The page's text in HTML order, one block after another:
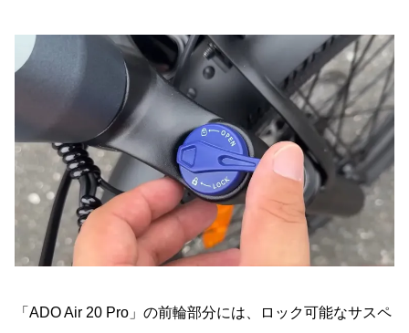
「ADO Air 20 Pro」の前輪部分には、ロック可能なサスペ